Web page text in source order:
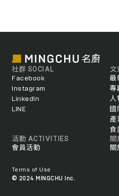
社群 SOCIAL
Facebook
Instagram
LinkedIn
LINE
文
最
專
人
國
產
食
活動 ACTIVITIES
會員活動
關
關
Terms of Use
© 2024 MINGCHU Inc.